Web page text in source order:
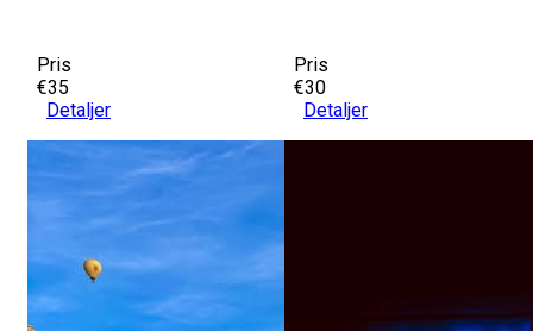
Pris
€35
Detaljer
Pris
€30
Detaljer